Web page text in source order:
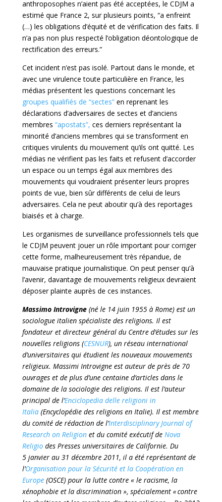
anthroposophes n’aient pas été acceptées, le CDJM a
estimé que France 2, sur plusieurs points, “a enfreint
(…) les obligations d’équité et de vérification des faits. Il
n’a pas non plus respecté l’obligation déontologique de
rectification des erreurs.”
Cet incident n’est pas isolé. Partout dans le monde, et
avec une virulence toute particulière en France, les
médias présentent les questions concernant les
groupes qualifiés de “sectes”en reprenant les
déclarations d’adversaires de sectes et d’anciens
membres “apostats”, ces derniers représentant la
minorité d’anciens membres qui se transforment en
critiques virulents du mouvement qu’ils ont quitté. Les
médias ne vérifient pas les faits et refusent d’accorder
un espace ou un temps égal aux membres des
mouvements qui voudraient présenter leurs propres
points de vue, bien sûr différents de celui de leurs
adversaires. Cela ne peut aboutir qu’à des reportages
biaisés et à charge.
Les organismes de surveillance professionnels tels que
le CDJM peuvent jouer un rôle important pour corriger
cette forme, malheureusement très répandue, de
mauvaise pratique journalistique. On peut penser qu’à
l’avenir, davantage de mouvements religieux devraient
déposer plainte auprès de ces instances.
Massimo Introvigne(né le 14 juin 1955 à Rome) est un
sociologue italien spécialiste des religions. Il est
fondateur et directeur général du Centre d’études sur les
nouvelles religions (CESNUR), un réseau international
d’universitaires qui étudient les nouveaux mouvements
religieux. Massimi Introvigne est auteur de près de 70
ouvrages et de plus d’une centaine d’articles dans le
domaine de la sociologie des religions. Il est l’auteur
principal de l’Enciclopedia delle religioni in
Italia(Encyclopédie des religions en Italie). Il est membre
du comité de rédaction de l’Interdisciplinary Journal of
Research on Religionet du comité exécutif de Nova
Religiodes Presses universitaires de Californie. Du
5 janvier au 31 décembre 2011, il a été représentant de
l’Organisation pour la Sécurité et la Coopération en
Europe(OSCE) pour la lutte contre « le racisme, la
xénophobie et la discrimination », spécialement « contre